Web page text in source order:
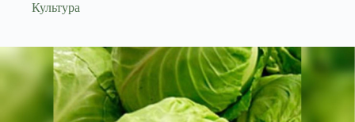
Культура